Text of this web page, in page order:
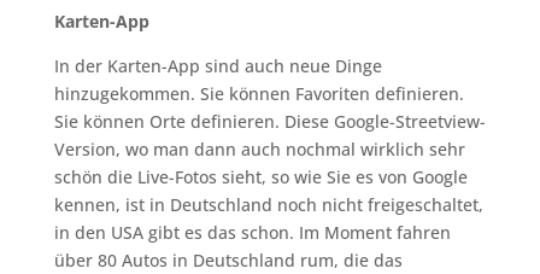
Karten-App
In der Karten-App sind auch neue Dinge
hinzugekommen. Sie können Favoriten definieren.
Sie können Orte definieren. Diese Google-Streetview-
Version, wo man dann auch nochmal wirklich sehr
schön die Live-Fotos sieht, so wie Sie es von Google
kennen, ist in Deutschland noch nicht freigeschaltet,
in den USA gibt es das schon. Im Moment fahren
über 80 Autos in Deutschland rum, die das